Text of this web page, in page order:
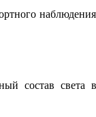
состав